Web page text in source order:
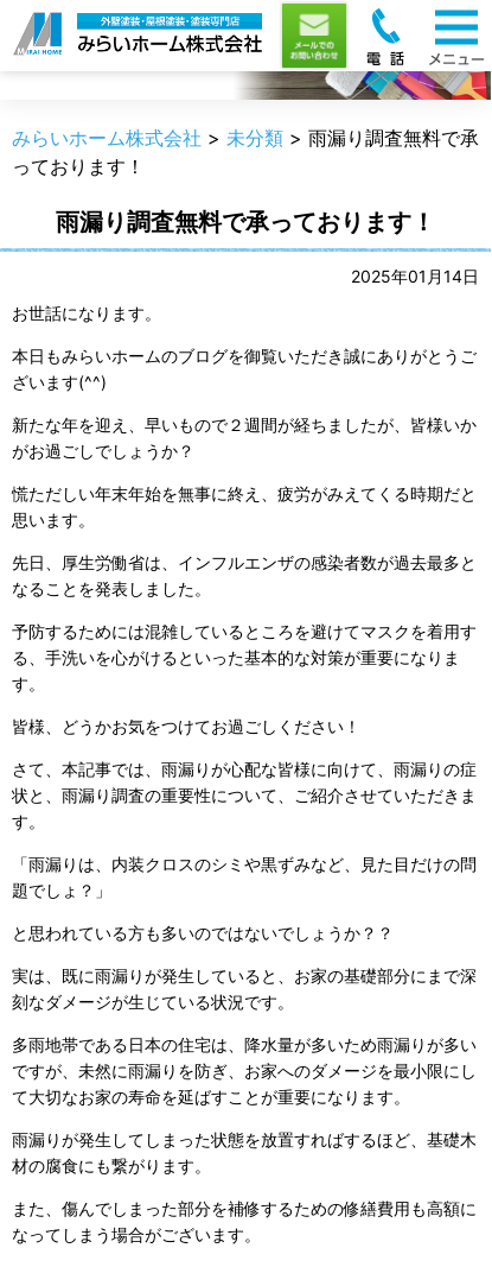
職人のうんちく
みらいホーム株式会社 > 未分類 > 雨漏り調査無料で承
っております！
雨漏り調査無料で承っております！
2025年01月14日
お世話になります。
本日もみらいホームのブログを御覧いただき誠にありがとうご
ざいます(^^)
新たな年を迎え、早いもので２週間が経ちましたが、皆様いか
がお過ごしでしょうか？
慌ただしい年末年始を無事に終え、疲労がみえてくる時期だと
思います。
先日、厚生労働省は、インフルエンザの感染者数が過去最多と
なることを発表しました。
予防するためには混雑しているところを避けてマスクを着用す
る、手洗いを心がけるといった基本的な対策が重要になりま
す。
皆様、どうかお気をつけてお過ごしください！
さて、本記事では、雨漏りが心配な皆様に向けて、雨漏りの症
状と、雨漏り調査の重要性について、ご紹介させていただきま
す。
「雨漏りは、内装クロスのシミや黒ずみなど、見た目だけの問
題でしょ？」
と思われている方も多いのではないでしょうか？？
実は、既に雨漏りが発生していると、お家の基礎部分にまで深
刻なダメージが生じている状況です。
多雨地帯である日本の住宅は、降水量が多いため雨漏りが多い
ですが、未然に雨漏りを防ぎ、お家へのダメージを最小限にし
て大切なお家の寿命を延ばすことが重要になります。
雨漏りが発生してしまった状態を放置すればするほど、基礎木
材の腐食にも繋がります。
また、傷んでしまった部分を補修するための修繕費用も高額に
なってしまう場合がございます。